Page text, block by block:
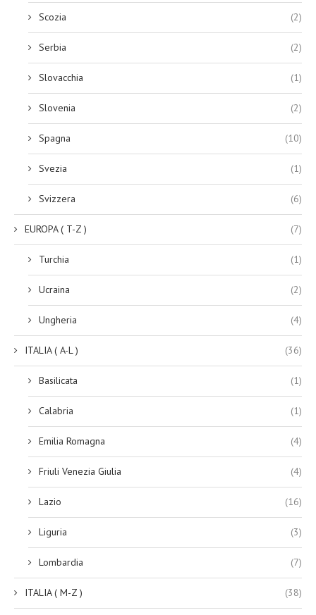
Scozia (2)
Serbia (2)
Slovacchia (1)
Slovenia (2)
Spagna (10)
Svezia (1)
Svizzera (6)
EUROPA ( T-Z ) (7)
Turchia (1)
Ucraina (2)
Ungheria (4)
ITALIA ( A-L ) (36)
Basilicata (1)
Calabria (1)
Emilia Romagna (4)
Friuli Venezia Giulia (4)
Lazio (16)
Liguria (3)
Lombardia (7)
ITALIA ( M-Z ) (38)